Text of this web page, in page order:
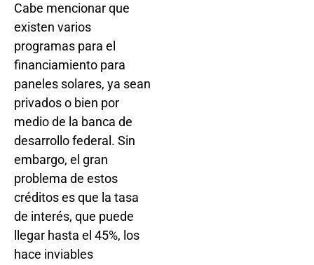
Cabe mencionar que
existen varios
programas para el
financiamiento para
paneles solares, ya sean
privados o bien por
medio de la banca de
desarrollo federal. Sin
embargo, el gran
problema de estos
créditos es que la tasa
de interés, que puede
llegar hasta el 45%, los
hace inviables